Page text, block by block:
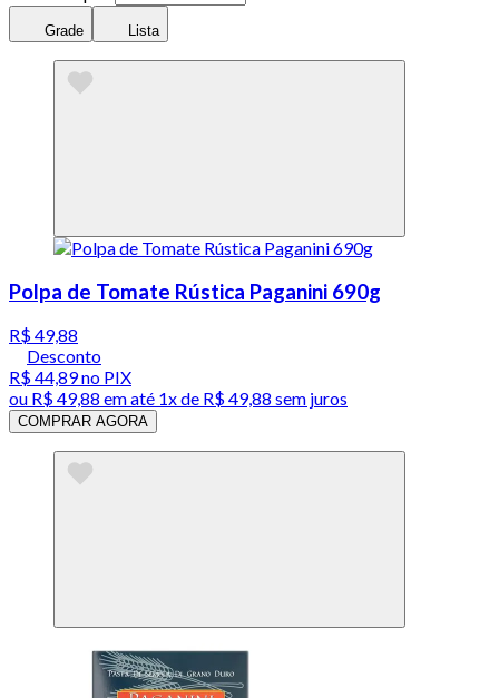
Grade Lista
Polpa de Tomate Rústica Paganini 690g
R$ 49,88
Desconto
R$ 44,89no PIX
ou R$ 49,88 em até 1x de R$ 49,88 sem juros
COMPRAR AGORA